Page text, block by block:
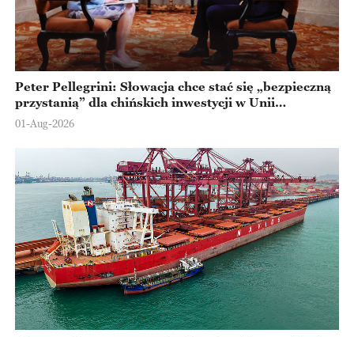
Peter Pellegrini: Słowacja chce stać się „bezpieczną
przystanią” dla chińskich inwestycji w Unii
Europejskiej
01-Aug-2026